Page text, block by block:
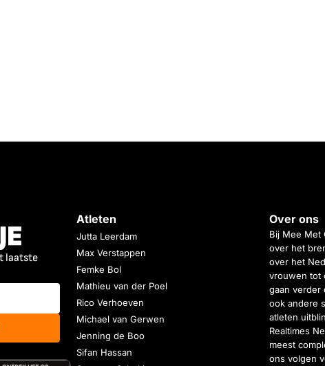
laatste
Atleten
Jutta Leerdam
Max Verstappen
Femke Bol
Mathieu van der Poel
Rico Verhoeven
Michael van Gerwen
Jenning de Boo
Sifan Hassan
Over ons
Bij Mee Met
over het
over het
vrouwen tot
gaan verder
ook andere
atleten
Realtimes
meest
ons volgen